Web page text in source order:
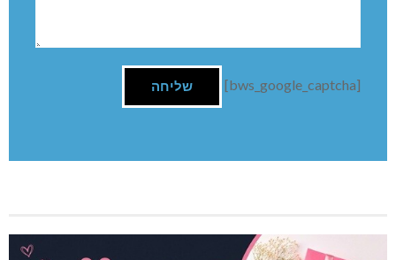
[bws_google_captcha]